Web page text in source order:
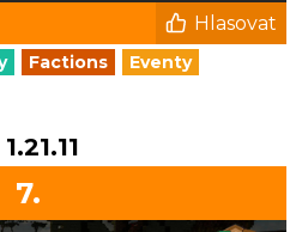
Hlasovat
Factions Eventy
7.